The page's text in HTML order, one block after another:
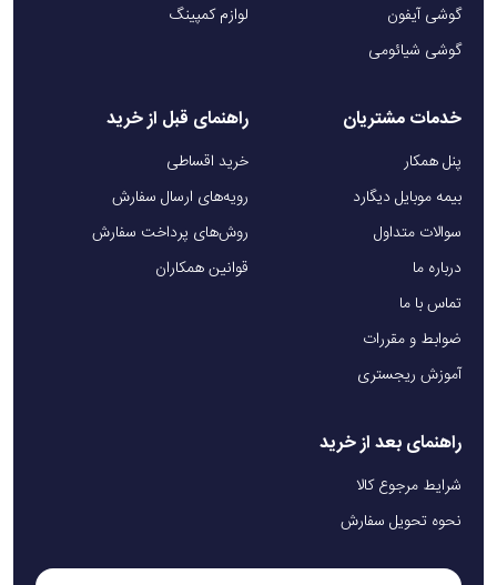
گوشی آیفون
گوشی شیائومی
لوازم کمپینگ
خدمات مشتریان
پنل همکار
بیمه موبایل دیگارد
سوالات متداول
درباره ما
تماس با ما
ضوابط و مقررات
آموزش ریجستری
راهنمای قبل از خرید
خرید اقساطی
رویه‌های ارسال سفارش
روش‌های پرداخت سفارش
قوانین همکاران
راهنمای بعد از خرید
شرایط مرجوع کالا
نحوه تحویل سفارش